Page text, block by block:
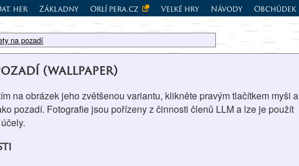
her Základny Orlí pera.cz Velké hry Návody Obchůdek
na pozadí
(wallpaper)
na obrázek jeho zvětšenou variantu, klikněte pravým tlačítkem myši a
pozadí. Fotografie jsou pořízeny z činnosti členů LLM a lze je použít